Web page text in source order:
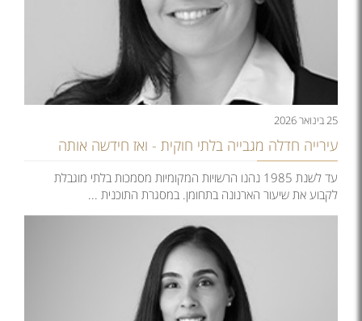
25 בינואר 2026
עירייה חדלה מגבייה בלתי חוקית - ואז חידשה אותה
עד לשנת 1985 נהנו הרשויות המקומיות מסמכות בלתי מוגבלת
לקבוע את שיעור הארנונה בתחומן. במסגרת התוכנית ...